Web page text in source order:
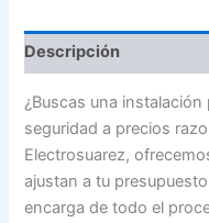
Descripción
¿Buscas una
seguridad a precios
Electrosuarez,
ajustan a tu
encarga de todo el